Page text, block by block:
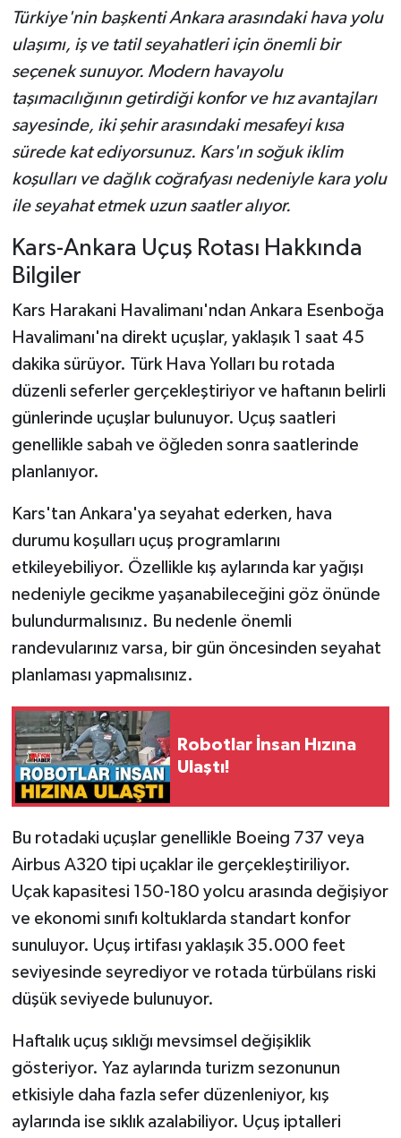
Türkiye'nin başkenti Ankara arasındaki hava yolu
ulaşımı, iş ve tatil seyahatleri için önemli bir
seçenek sunuyor. Modern havayolu
taşımacılığının getirdiği konfor ve hız avantajları
sayesinde, iki şehir arasındaki mesafeyi kısa
sürede kat ediyorsunuz. Kars'ın soğuk iklim
koşulları ve dağlık coğrafyası nedeniyle kara yolu
ile seyahat etmek uzun saatler alıyor.
Kars-Ankara Uçuş Rotası Hakkında
Bilgiler
Kars Harakani Havalimanı'ndan Ankara Esenboğa
Havalimanı'na direkt uçuşlar, yaklaşık 1 saat 45
dakika sürüyor. Türk Hava Yolları bu rotada
düzenli seferler gerçekleştiriyor ve haftanın belirli
günlerinde uçuşlar bulunuyor. Uçuş saatleri
genellikle sabah ve öğleden sonra saatlerinde
planlanıyor.
Kars'tan Ankara'ya seyahat ederken, hava
durumu koşulları uçuş programlarını
etkileyebiliyor. Özellikle kış aylarında kar yağışı
nedeniyle gecikme yaşanabileceğini göz önünde
bulundurmalısınız. Bu nedenle önemli
randevularınız varsa, bir gün öncesinden seyahat
planlaması yapmalısınız.
Robotlar İnsan Hızına
Ulaştı!
Bu rotadaki uçuşlar genellikle Boeing 737 veya
Airbus A320 tipi uçaklar ile gerçekleştiriliyor.
Uçak kapasitesi 150-180 yolcu arasında değişiyor
ve ekonomi sınıfı koltuklarda standart konfor
sunuluyor. Uçuş irtifası yaklaşık 35.000 feet
seviyesinde seyrediyor ve rotada türbülans riski
düşük seviyede bulunuyor.
Haftalık uçuş sıklığı mevsimsel değişiklik
gösteriyor. Yaz aylarında turizm sezonunun
etkisiyle daha fazla sefer düzenleniyor, kış
aylarında ise sıklık azalabiliyor. Uçuş iptalleri